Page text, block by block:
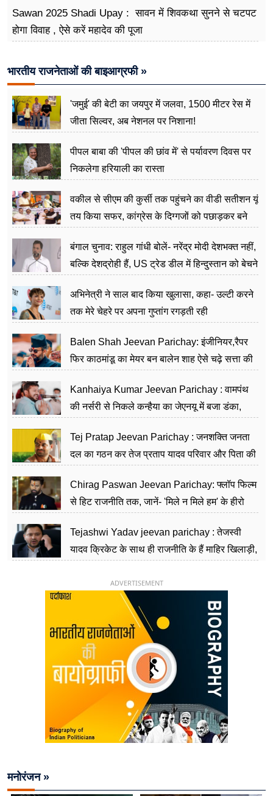
Sawan 2025 Shadi Upay : सावन में शिवकथा सुनने से चटपट
होगा विवाह , ऐसे करें महादेव की पूजा
भारतीय राजनेताओं की बाइआग्रफी »
'जमुई' की बेटी का जयपुर में जलवा, 1500 मीटर रेस में
जीता सिल्वर, अब नेशनल पर निशाना!
पीपल बाबा की 'पीपल की छांव में' से पर्यावरण दिवस पर
निकलेगा हरियाली का रास्ता
वकील से सीएम की कुर्सी तक पहुंचने का वीडी सतीशन यूं
तय किया सफर, कांग्रेस के दिग्गजों को पछाड़कर बने
बंगाल चुनाव: राहुल गांधी बोलें- नरेंद्र मोदी देशभक्त नहीं,
बल्कि देशद्रोही हैं, US ट्रेड डील में हिन्दुस्तान को बेचने
अभिनेत्री ने साल बाद किया खुलासा, कहा- उल्टी करने
तक मेरे चेहरे पर अपना गुप्तांग रगड़ती रही
Balen Shah Jeevan Parichay: इंजीनियर,रैपर
फिर काठमांडू का मेयर बन बालेन शाह ऐसे चढ़े सत्ता की
Kanhaiya Kumar Jeevan Parichay : वामपंथ
की नर्सरी से निकले कन्हैया का जेएनयू में बजा डंका,
Tej Pratap Jeevan Parichay : जनशक्ति जनता
दल का गठन कर तेज प्रताप यादव परिवार और पिता की
Chirag Paswan Jeevan Parichay: फ्लॉप फिल्म
से हिट राजनीति तक, जानें- 'मिले न मिले हम' के हीरो
Tejashwi Yadav jeevan parichay : तेजस्वी
यादव क्रिकेट के साथ ही राजनीति के हैं माहिर खिलाड़ी,
ADVERTISEMENT
मनोरंजन »